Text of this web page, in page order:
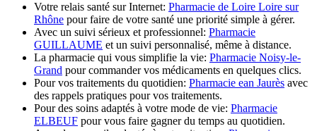
Votre relais santé sur Internet: Pharmacie de Loire Loire sur
Rhône pour faire de votre santé une priorité simple à gérer.
Avec un suivi sérieux et professionnel: Pharmacie
GUILLAUME et un suivi personnalisé, même à distance.
La pharmacie qui vous simplifie la vie: Pharmacie Noisy-le-
Grand pour commander vos médicaments en quelques clics.
Pour vos traitements du quotidien: Pharmacie ean Jaurès avec
des rappels pratiques pour vos traitements.
Pour des soins adaptés à votre mode de vie: Pharmacie
ELBEUF pour vous faire gagner du temps au quotidien.